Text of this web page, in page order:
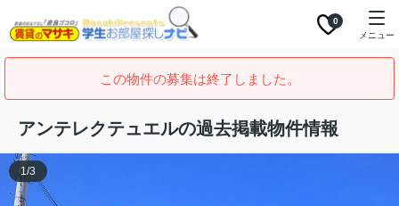
0
メニュー
この物件の募集は終了しました。
アンテレクテュエルの過去掲載物件情報
1/3